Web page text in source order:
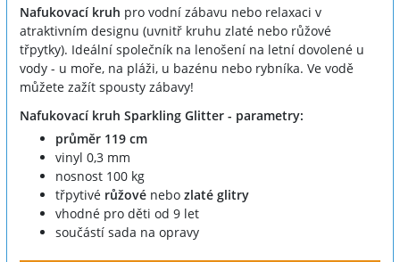
Nafukovací kruh pro vodní zábavu nebo relaxaci v
atraktivním designu (uvnitř kruhu zlaté nebo růžové
třpytky). Ideální společník na lenošení na letní dovolené u
vody - u moře, na pláži, u bazénu nebo rybníka. Ve vodě
můžete zažít spousty zábavy!
Nafukovací kruh Sparkling Glitter - parametry:
průměr 119 cm
vinyl 0,3 mm
nosnost 100 kg
třpytivé růžové nebo zlaté glitry
vhodné pro děti od 9 let
součástí sada na opravy